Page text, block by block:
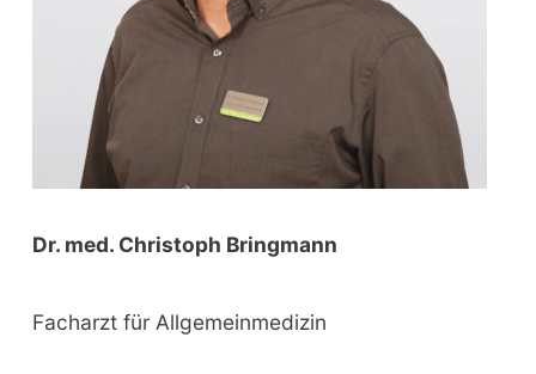
Dr. med. Christoph Bringmann
Facharzt für Allgemeinmedizin